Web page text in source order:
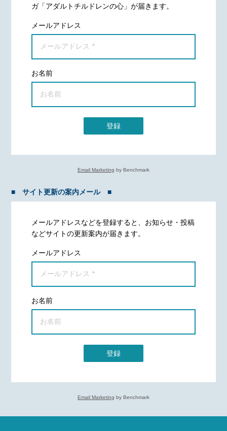
ガ「アダルトチルドレンの心」が届きます。
メールアドレス
お名前
登録
Email Marketing by Benchmark
■ サイト更新の案内メール ■
メールアドレスなどを登録すると、お知らせ・投稿
などサイトの更新案内が届きます。
メールアドレス
お名前
登録
Email Marketing by Benchmark